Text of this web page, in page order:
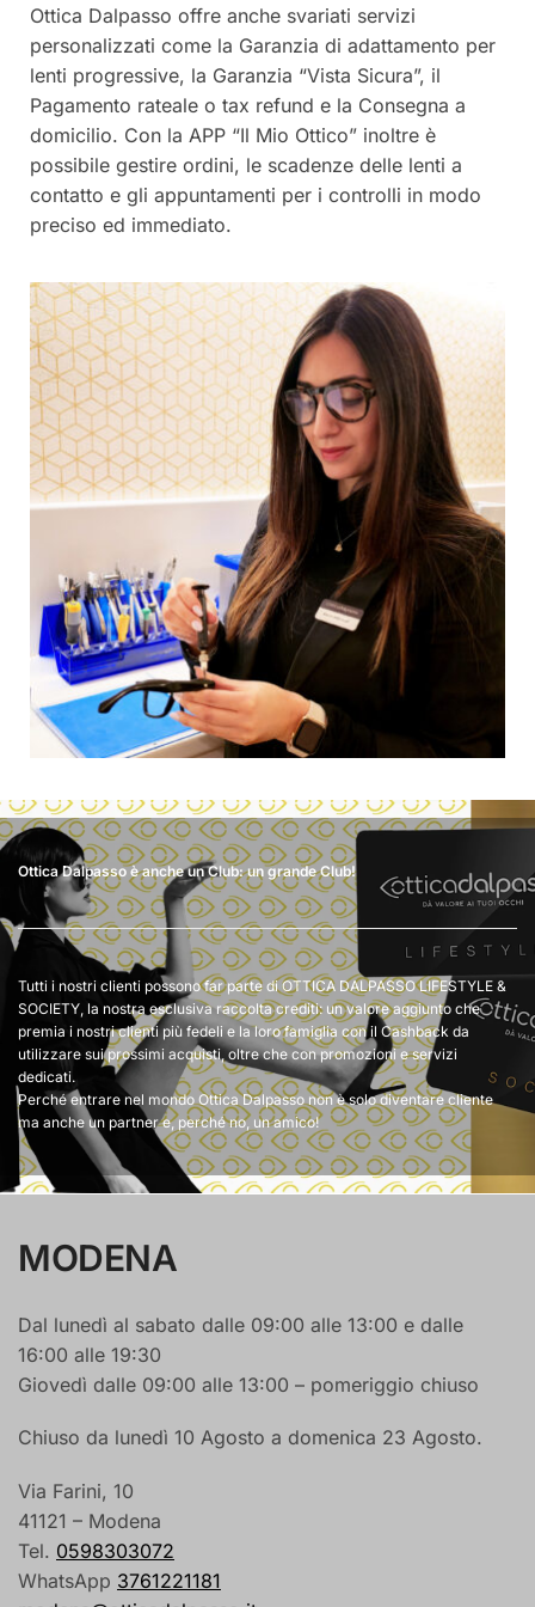
Ottica Dalpasso offre anche svariati servizi
personalizzati come la Garanzia di adattamento per
lenti progressive, la Garanzia “Vista Sicura”, il
Pagamento rateale o tax refund e la Consegna a
domicilio. Con la APP “Il Mio Ottico” inoltre è
possibile gestire ordini, le scadenze delle lenti a
contatto e gli appuntamenti per i controlli in modo
preciso ed immediato.
Ottica Dalpasso è anche un Club: un grande Club!
Tutti i nostri clienti possono far parte di OTTICA DALPASSO LIFESTYLE &
SOCIETY, la nostra esclusiva raccolta crediti: un valore aggiunto che
premia i nostri clienti più fedeli e la loro famiglia con il Cashback da
utilizzare sui prossimi acquisti, oltre che con promozioni e servizi
dedicati.
Perché entrare nel mondo Ottica Dalpasso non è solo diventare cliente
ma anche un partner e, perché no, un amico!
MODENA
Dal lunedì al sabato dalle 09:00 alle 13:00 e dalle
16:00 alle 19:30
Giovedì dalle 09:00 alle 13:00 – pomeriggio chiuso
Chiuso da lunedì 10 Agosto a domenica 23 Agosto.
Via Farini, 10
41121 – Modena
Tel. 0598303072
WhatsApp 3761221181